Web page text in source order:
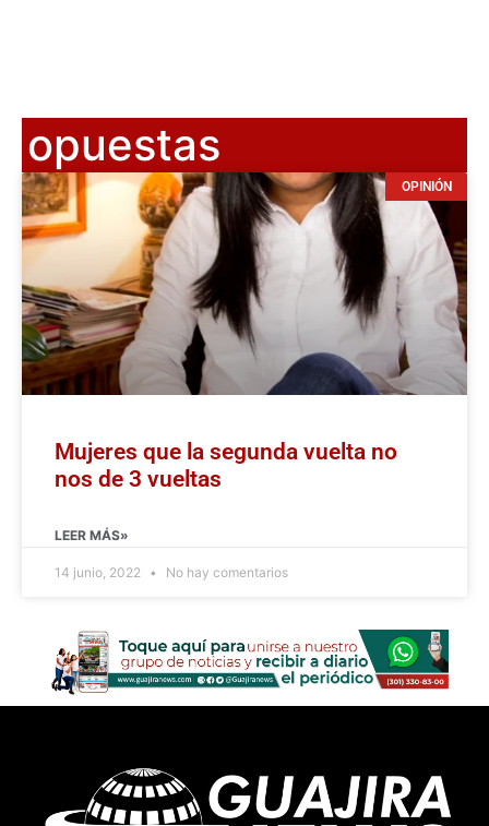
opuestas
OPINIÓN
Mujeres que la segunda vuelta no
nos de 3 vueltas
LEER MÁS»
14 junio, 2022 No hay comentarios